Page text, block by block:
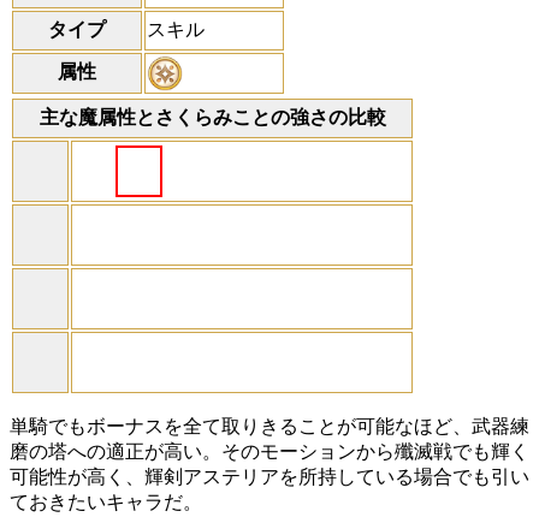
タイプ スキル
属性
主な魔属性とさくらみことの強さの比較
単騎でもボーナスを全て取りきることが可能なほど、武器練
磨の塔への適正が高い。そのモーションから殲滅戦でも輝く
可能性が高く、輝剣アステリアを所持している場合でも引い
ておきたいキャラだ。